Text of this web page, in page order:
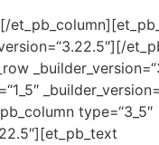
type=“3_5″